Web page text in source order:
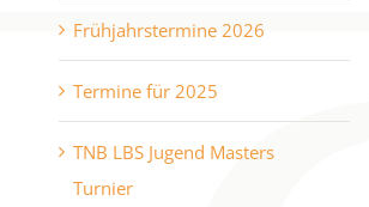
Frühjahrstermine 2026
Termine für 2025
TNB LBS Jugend Masters
Turnier